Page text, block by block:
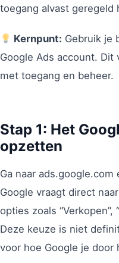
toegang alvast geregeld
Kernpunt: Gebruik je
Google Ads account.
met toegang en beheer.
Stap 1: Het
opzetten
Ga naar ads.google.com
Google vraagt direct
opties zoals “Verkopen”,
Deze keuze is niet
voor hoe Google je